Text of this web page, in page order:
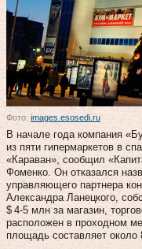
Фото: images.esosedi.ru
В начале года компания
из пяти гипермаркетов в
«Караван», сообщил
Фоменко. Он отказался
управляющего партнера
Александра Ланецкого,
$ 4‑5 млн за магазин,
расположен в проходном
площадь составляет около